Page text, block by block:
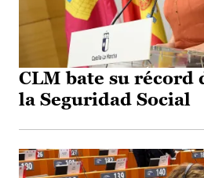
CLM bate su récord
la Seguridad Social